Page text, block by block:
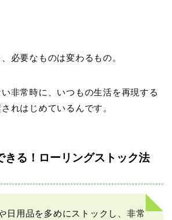
必要なものは変わるもの。
非常時に、いつもの生活を再現する
れはじめているんです。
きる！ローリングストック法
日用品を多めにストックし、非常